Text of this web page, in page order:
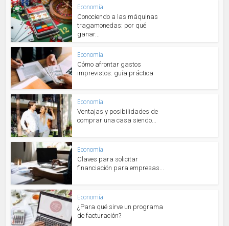
Economía
Conociendo a las máquinas
tragamonedas: por qué
ganar...
Economía
Cómo afrontar gastos
imprevistos: guía práctica
Economía
Ventajas y posibilidades de
comprar una casa siendo...
Economía
Claves para solicitar
financiación para empresas...
Economía
¿Para qué sirve un programa
de facturación?